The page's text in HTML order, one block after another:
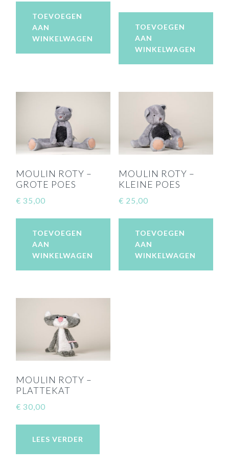
TOEVOEGEN
AAN
WINKELWAGEN
TOEVOEGEN
AAN
WINKELWAGEN
MOULIN ROTY –
GROTE POES
€ 35,00
TOEVOEGEN
AAN
WINKELWAGEN
MOULIN ROTY –
KLEINE POES
€ 25,00
TOEVOEGEN
AAN
WINKELWAGEN
MOULIN ROTY –
PLATTEKAT
€ 30,00
LEES VERDER